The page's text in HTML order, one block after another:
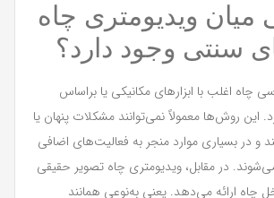
میان ویدیومتری چاه
سنتی وجود دارد؟
چاه اغلب با ابزارهای مکانیکی یا براساس
روش‌ها معمولاً نمی‌توانند مشکلات پنهان یا
و در بسیاری موارد منجر به فعالیت‌های اضافی
در مقابل، ویدیومتری چاه تصویر حقیقی
چاه ارائه می‌دهد. یعنی به‌نوعی همانند